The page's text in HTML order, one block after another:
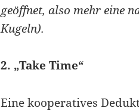
geöffnet, also mehr eine
Kugeln).
2. „Take Time“
Eine kooperatives